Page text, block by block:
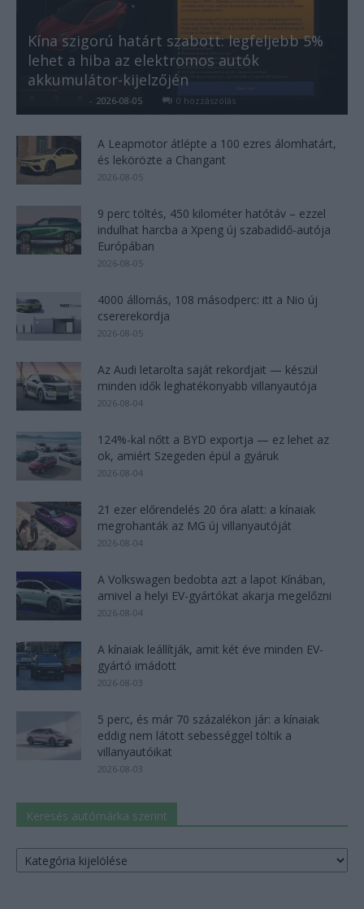
Kína szigorú határt szabott: legfeljebb 5%
lehet a hiba az elektromos autók
akkumulátor-kijelzőjén
- 2026-08-05 0 hozzászólás
A Leapmotor átlépte a 100 ezres álomhatárt,
és lekörözte a Changant
2026-08-05
9 perc töltés, 450 kilométer hatótáv – ezzel
indulhat harcba a Xpeng új szabadidő-autója
Európában
2026-08-05
4000 állomás, 108 másodperc: itt a Nio új
csererekordja
2026-08-05
Az Audi letarolta saját rekordjait — készül
minden idők leghatékonyabb villanyautója
2026-08-04
124%-kal nőtt a BYD exportja — ez lehet az
ok, amiért Szegeden épül a gyáruk
2026-08-04
21 ezer előrendelés 20 óra alatt: a kínaiak
megrohanták az MG új villanyautóját
2026-08-04
A Volkswagen bedobta azt a lapot Kínában,
amivel a helyi EV-gyártókat akarja megelőzni
2026-08-04
A kínaiak leállítják, amit két éve minden EV-
gyártó imádott
2026-08-03
5 perc, és már 70 százalékon jár: a kínaiak
eddig nem látott sebességgel töltik a
villanyautóikat
2026-08-03
Keresés autómárka szerint
Keresés
autómárka